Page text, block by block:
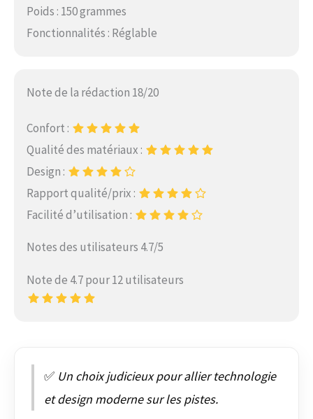
Poids : 150 grammes
Fonctionnalités : Réglable
Note de la rédaction 18/20
Confort :
Qualité des matériaux :
Design :
Rapport qualité/prix :
Facilité d’utilisation :
Notes des utilisateurs 4.7/5
Note de 4.7 pour 12 utilisateurs
✅ Un choix judicieux pour allier technologie
et design moderne sur les pistes.